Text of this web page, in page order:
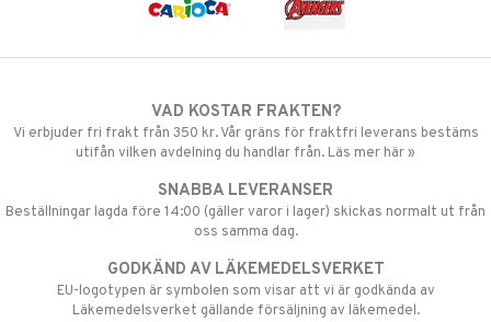
VAD KOSTAR FRAKTEN?
Vi erbjuder fri frakt från 350 kr. Vår gräns för fraktfri leverans bestäms
utifån vilken avdelning du handlar från. Läs mer här »
SNABBA LEVERANSER
Beställningar lagda före 14:00 (gäller varor i lager) skickas normalt ut från
oss samma dag.
GODKÄND AV LÄKEMEDELSVERKET
EU-logotypen är symbolen som visar att vi är godkända av
Läkemedelsverket gällande försäljning av läkemedel.